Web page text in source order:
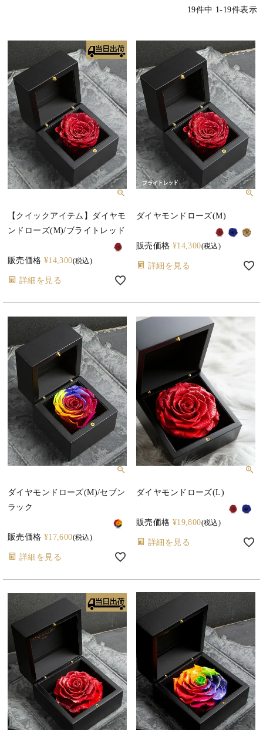
19件中 1-19件表示
【クイックアイテム】ダイヤモ
ンドローズ(M)/ブライトレッド
販売価格 ¥14,300 税込
詳細を見る
ダイヤモンドローズ(M)
販売価格 ¥14,300 税込
詳細を見る
ダイヤモンドローズ(M)/セブン
ラック
販売価格 ¥17,600 税込
詳細を見る
ダイヤモンドローズ(L)
販売価格 ¥19,800 税込
詳細を見る